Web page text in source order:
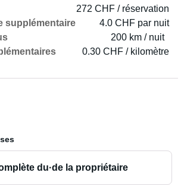
272 CHF / réservation
supplémentaire
4.0 CHF par nuit
200 km / nuit
0.30 CHF / kilomètre
du·de la propriétaire